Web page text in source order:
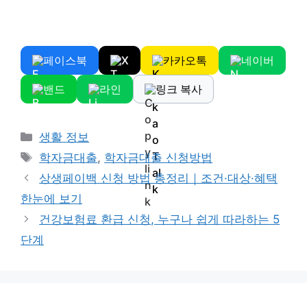
페이스북 X 카카오톡 네이버
밴드 라인 링크 복사
Categories
생활 정보
Tags
학자금대출, 학자금대출 신청방법
상생페이백 신청 방법 총정리｜조건·대상·혜택
한눈에 보기
건강보험료 환급 신청, 누구나 쉽게 따라하는 5
단계